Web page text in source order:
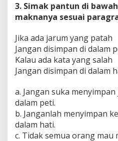
3. Simak pantun di
maknanya sesuai
Jika ada jarum yang patah
Jangan disimpan di dalam
Kalau ada kata yang salah
Jangan disimpan di dalam
a. Jangan suka
dalam peti.
b. Janganlah menyimpan
dalam hati.
c. Tidak semua orang mau